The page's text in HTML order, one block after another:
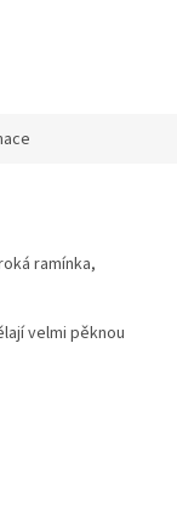
ramínka,
velmi pěknou